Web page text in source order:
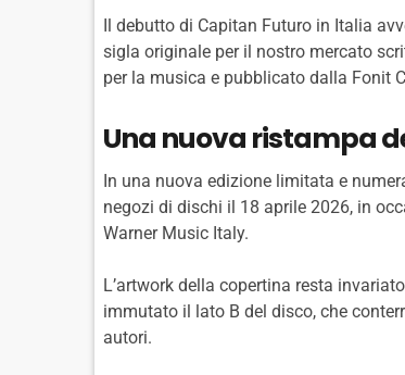
Il debutto di Capitan Futuro in Italia
sigla originale per il nostro mercato
per la musica e pubblicato dalla Fonit
Una nuova ristampa
In una nuova edizione limitata e
negozi di dischi il 18 aprile 2026, in
Warner Music Italy.
L’artwork della copertina resta
immutato il lato B del disco, che
autori.